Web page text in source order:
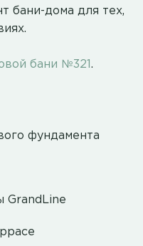
бани-дома для тех,
бани №321 .
фундамента
GrandLine